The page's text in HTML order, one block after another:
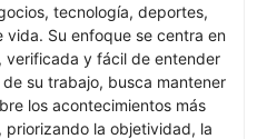
tecnología, deportes,
Su enfoque se centra en
verificada y fácil de entender
su trabajo, busca mantener
los acontecimientos más
priorizando la objetividad, la